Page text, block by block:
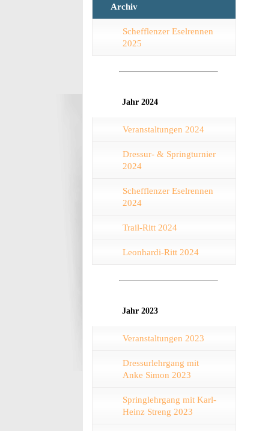
Archiv
Schefflenzer Eselrennen
2025
Jahr 2024
Veranstaltungen 2024
Dressur- & Springturnier
2024
Schefflenzer Eselrennen
2024
Trail-Ritt 2024
Leonhardi-Ritt 2024
Jahr 2023
Veranstaltungen 2023
Dressurlehrgang mit
Anke Simon 2023
Springlehrgang mit Karl-
Heinz Streng 2023